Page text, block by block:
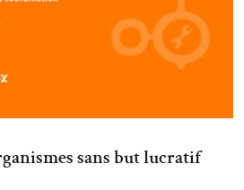
sans but lucratif